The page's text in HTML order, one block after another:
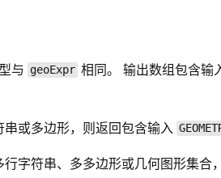
与 geoExpr 相同。 输出数组包含输
或多边形，则返回包含输入
字符串、多多边形或几何图形集合